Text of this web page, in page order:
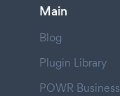
Main
Blog
Plugin Library
POWR Business